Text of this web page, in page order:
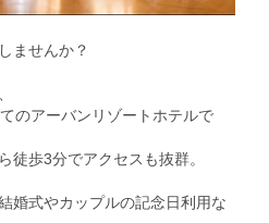
ませんか？
のアーバンリゾートホテルで
徒歩3分でアクセスも抜群。
婚式やカップルの記念日利用な